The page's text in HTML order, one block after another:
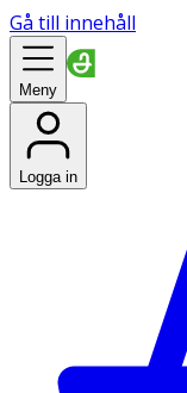
Gå till innehåll
Meny
Logga in